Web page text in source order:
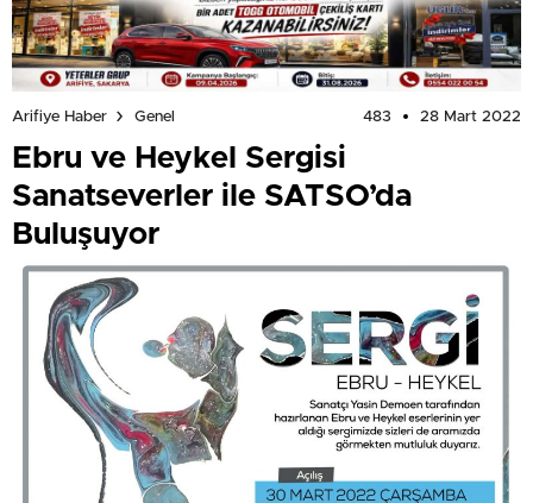
Arifiye Haber Genel 483 28 Mart 2022
Ebru ve Heykel Sergisi
Sanatseverler ile SATSO’da
Buluşuyor